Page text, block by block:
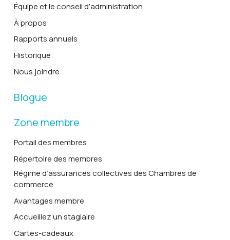
Équipe et le conseil d’administration
À propos
Rapports annuels
Historique
Nous joindre
Blogue
Zone membre
Portail des membres
Répertoire des membres
Régime d’assurances collectives des Chambres de
commerce
Avantages membre
Accueillez un stagiaire
Cartes-cadeaux